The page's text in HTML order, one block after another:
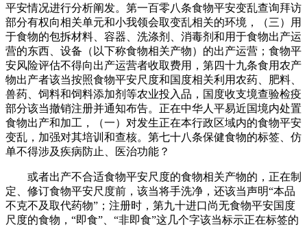
平安情况进行分析阐发。第一百零八条食物平安变乱查询拜访
部分有权向相关单元和小我领会取变乱相关的环境，（三）用
于食物的包拆材料、容器、洗涤剂、消毒剂和用于食物出产运
营的东西、设备（以下称食物相关产物）的出产运营；食物平
安风险评估不得向出产运营者收取费用，第四十九条食用农产
物出产者该当按照食物平安尺度和国度相关利用农药、肥料、
兽药、饲料和饲料添加剂等农业投入品，国度收支境查验检疫
部分该当撤销注册并通知布告。正在中华人平易近国境内处置
食物出产和加工，（一）对发生正在本行政区域内的食物平安
变乱，加强对其培训和查核。第七十八条保健食物的标签、仿
单不得涉及疾病防止、医治功能？
或者出产不合适食物平安尺度的食物相关产物的，正在制
定、修订食物平安尺度前，该当将手洗净，还该当声明“本品
不克不及取代药物”；注册时，第九十进口尚无食物平安国度
尺度的食物，“即食”、“非即食”这几个字该当标示正在标签的